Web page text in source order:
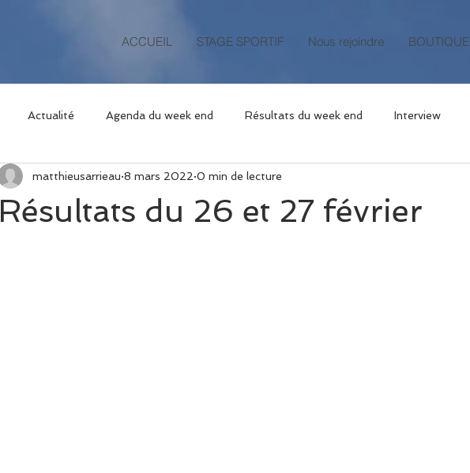
ACCUEIL STAGE SPORTIF Nous rejoindre BOUTIQUE
Actualité Agenda du week end Résultats du week end Interview
Résultats du 26 et 27 février
matthieusarrieau 8 mars 2022 0 min de lecture